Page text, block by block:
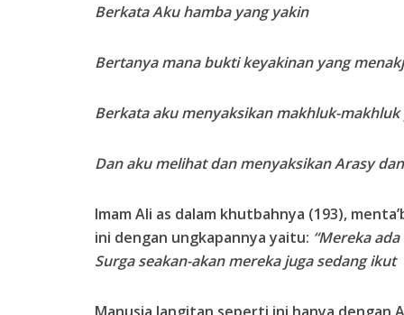
Berkata Aku hamba yang yakin
Bertanya mana bukti keyakinan yang
Berkata aku menyaksikan makhluk-
Dan aku melihat dan menyaksikan Arasy
Imam Ali as dalam khutbahnya (193),
ini dengan ungkapannya yaitu: “Mereka
Surga seakan-akan mereka juga sedang
Manusia langitan seperti ini hanya dengan